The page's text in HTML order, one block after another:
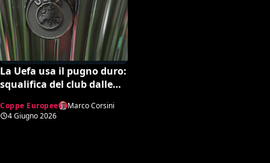
La Uefa usa il pugno duro:
squalifica del club dalle
Coppe Europee
Marco Corsini
4 Giugno 2026